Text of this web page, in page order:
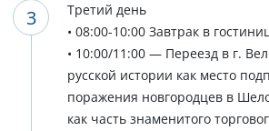
Третий день
• 08:00-10:00 Завтрак в
• 10:00/11:00 — Переезд в г.
русской истории как место
поражения новгородцев в
как часть знаменитого